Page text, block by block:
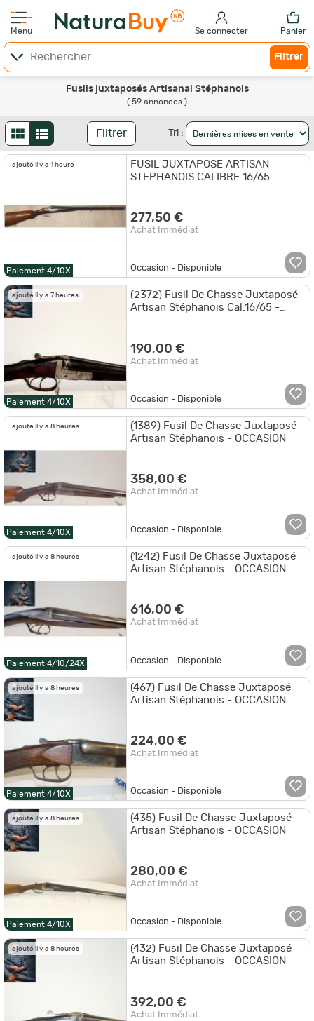
Menu Se connecter Panier
Filtrer
Fusils juxtaposés Artisanal Stéphanois
( 59 annonces )
Filtrer Tri :
ajouté il y a 1 heure
Paiement 4/10X
FUSIL JUXTAPOSE ARTISAN
STEPHANOIS CALIBRE 16/65
277,50 €
Achat Immédiat
Occasion - Disponible
ajouté il y a 7 heures
Paiement 4/10X
(2372) Fusil De Chasse Juxtaposé
Artisan Stéphanois Cal.16/65 -
190,00 €
Achat Immédiat
Occasion - Disponible
ajouté il y a 8 heures
Paiement 4/10X
(1389) Fusil De Chasse Juxtaposé
Artisan Stéphanois - OCCASION
358,00 €
Achat Immédiat
Occasion - Disponible
ajouté il y a 8 heures
Paiement 4/10/24X
(1242) Fusil De Chasse Juxtaposé
Artisan Stéphanois - OCCASION
616,00 €
Achat Immédiat
Occasion - Disponible
ajouté il y a 8 heures
Paiement 4/10X
(467) Fusil De Chasse Juxtaposé
Artisan Stéphanois - OCCASION
224,00 €
Achat Immédiat
Occasion - Disponible
ajouté il y a 8 heures
Paiement 4/10X
(435) Fusil De Chasse Juxtaposé
Artisan Stéphanois - OCCASION
280,00 €
Achat Immédiat
Occasion - Disponible
ajouté il y a 8 heures
(432) Fusil De Chasse Juxtaposé
Artisan Stéphanois - OCCASION
392,00 €
Achat Immédiat